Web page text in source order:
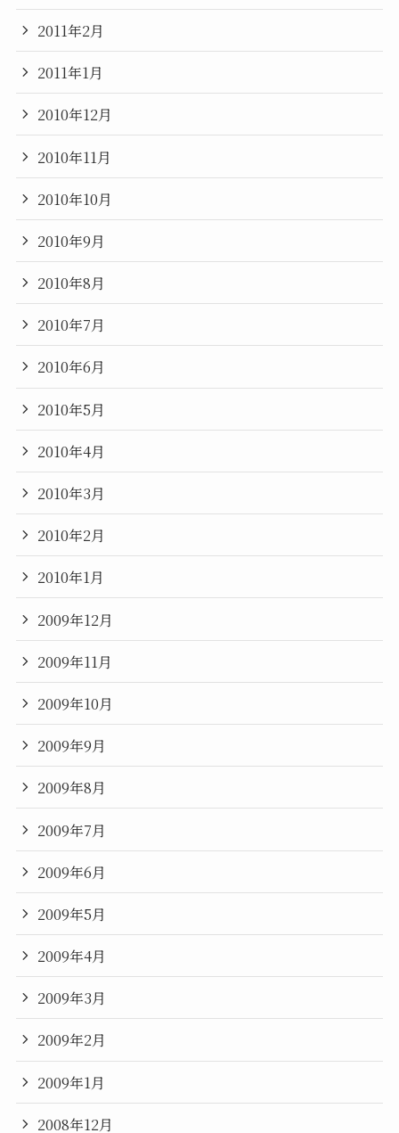
2011年2月
2011年1月
2010年12月
2010年11月
2010年10月
2010年9月
2010年8月
2010年7月
2010年6月
2010年5月
2010年4月
2010年3月
2010年2月
2010年1月
2009年12月
2009年11月
2009年10月
2009年9月
2009年8月
2009年7月
2009年6月
2009年5月
2009年4月
2009年3月
2009年2月
2009年1月
2008年12月